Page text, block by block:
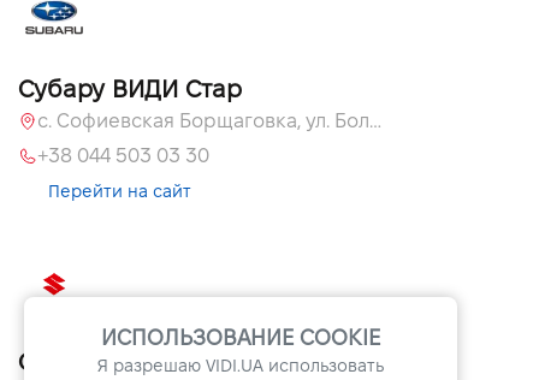
Субару ВИДИ Стар
с. Софиевская Борщаговка, ул. Большая Окружная, 60 А
+38 044 503 03 30
Перейти на сайт
Сузуки ВИДИ Гранд
ИСПОЛЬЗОВАНИЕ COOKIE
Я разрешаю VIDI.UA использовать